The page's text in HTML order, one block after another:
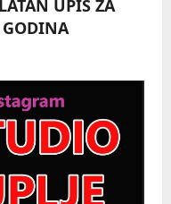
UPIS ZA
GODINA